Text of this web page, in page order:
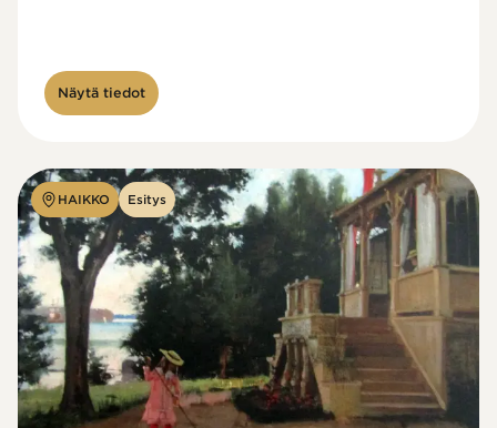
Näytä tiedot
HAIKKO Esitys